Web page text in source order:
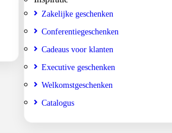
Zakelijke geschenken
Conferentiegeschenken
Cadeaus voor klanten
Executive geschenken
Welkomstgeschenken
Catalogus